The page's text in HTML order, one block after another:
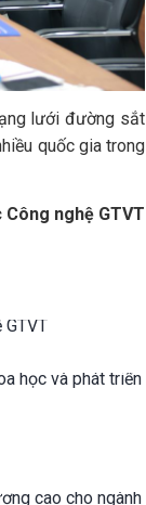
lưới đường sắt
quốc gia trong
nghệ GTVT
học và phát triển
cao cho ngành